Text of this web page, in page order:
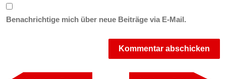
Benachrichtige mich über neue Beiträge via E-Mail.